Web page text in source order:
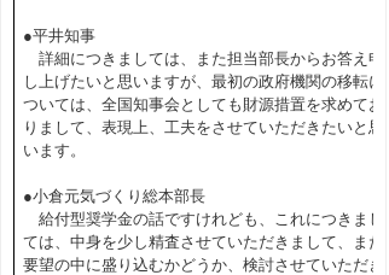
●平井知事
詳細につきましては、また担当部長からお答え申
し上げたいと思いますが、最初の政府機関の移転に
ついては、全国知事会としても財源措置を求めてお
りまして、表現上、工夫をさせていただきたいと思
います。
●小倉元気づくり総本部長
給付型奨学金の話ですけれども、これにつきまし
ては、中身を少し精査させていただきまして、また
要望の中に盛り込むかどうか、検討させていただき